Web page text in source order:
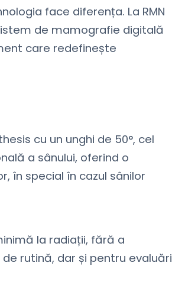
face diferența. La RMN
de mamografie digitală
care redefinește
cu un unghi de 50°, cel
a sânului, oferind o
în special în cazul sânilor
la radiații, fără a
rutină, dar și pentru evaluări